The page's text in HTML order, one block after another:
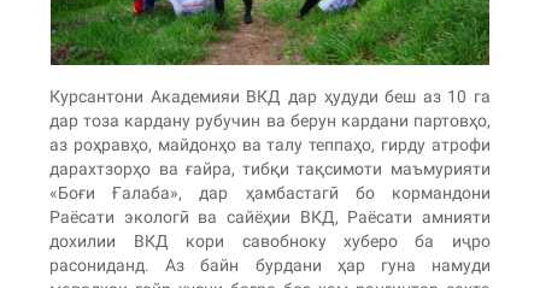
Курсантони Академияи ВКД дар ҳудуди беш аз 10 га
дар тоза кардану рубучин ва берун кардани партовҳо,
аз роҳравҳо, майдонҳо ва талу теппаҳо, гирду атрофи
дарахтзорҳо ва ғайра, тибқи тақсимоти маъмурияти
«Боғи Ғалаба», дар ҳамбастагӣ бо кормандони
Раёсати экологӣ ва сайёҳии ВКД, Раёсати амнияти
дохилии ВКД кори савобноку хуберо ба иҷро
расониданд. Аз байн бурдани ҳар гуна намуди